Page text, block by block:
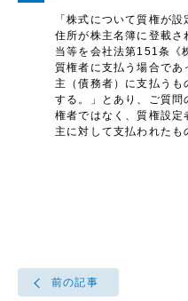
「株式について質権が
住所が株主名簿に登載
当等を会社法第151条《
質権者に支払う場合で
主（債務者）に支払う
する。」とあり、ご質
権者ではなく、質権設
主に対して支払われたも
前の記事